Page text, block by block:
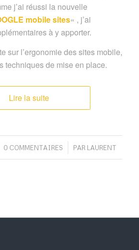
j’ai réussi la nouvelle
mobile sites« , j’ai
à y apporter.
sur l’ergonomie des sites mobile,
techniques de mise en place.
Lire la suite
0 COMMENTAIRES
/ PAR LAURENT